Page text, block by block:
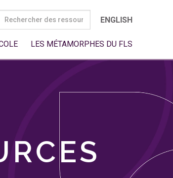
ENGLISH
LES MÉTAMORPHES DU FLS